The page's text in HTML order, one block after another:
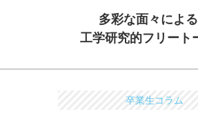
＆レポート
BACK NUMBER
多彩な面々による
工学研究的フリート
卒業生コラム